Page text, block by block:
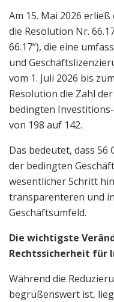
Am 15. Mai 2026
die Resolution Nr.
66.17“), die eine
und
vom 1. Juli 2026 bis
Resolution die Zahl
bedingten
von 198 auf 142.
Das bedeutet, dass
der bedingten
wesentlicher Schritt
transparenteren und
Geschäftsumfeld.
Die wichtigste
Rechtssicherheit für
Während die
begrüßenswert ist,